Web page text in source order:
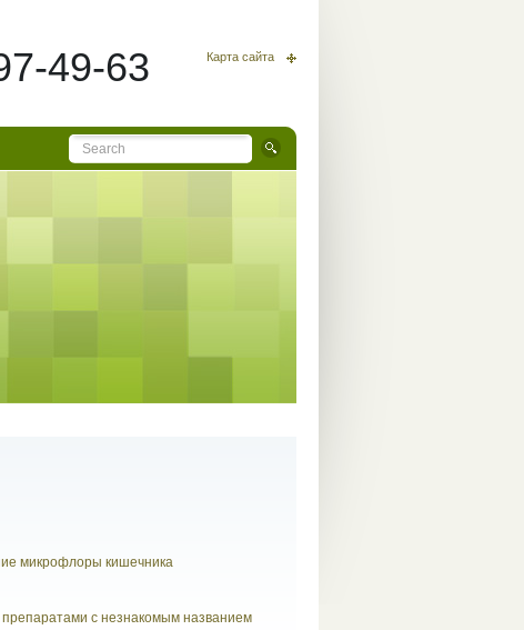
49-63 Карта сайта
микрофлоры кишечника
препаратами с незнакомым названием